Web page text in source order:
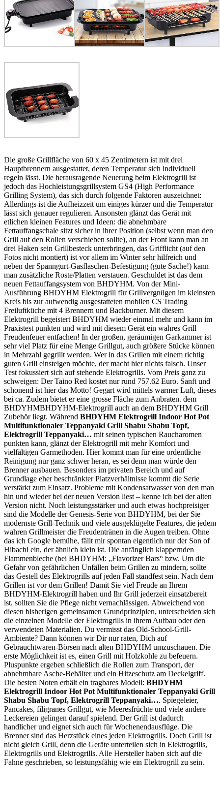
Die große Grillfläche von 60 x 45 Zentimetern ist mit drei
Hauptbrennern ausgestattet, deren Temperatur sich individuell
regeln lässt. Die herausragende Neuerung beim Elektrogrill ist
jedoch das Hochleistungsgrillsystem GS4 (High Performance
Grilling System), das sich durch folgende Faktoren auszeichnet:
Allerdings ist die Aufheizzeit um einiges kürzer und die Temperatur
lässt sich genauer regulieren. Ansonsten glänzt das Gerät mit
etlichen kleinen Features und Ideen: die abnehmbare
Fettauffangschale sitzt sicher in ihrer Position (selbst wenn man den
Grill auf den Rollen verschieben sollte), an der Front kann man an
drei Haken sein Grillbesteck unterbringen, das Grifflicht (auf den
Fotos nicht montiert) ist vor allem im Winter sehr hilfreich und
neben der Spanngurt-Gasflaschen-Befestigung (gute Sache!) kann
man zusätzliche Roste/Platten verstauen. Geschuldet ist das dem
neuen Fettauffangsystem von BHDYHM. Von der Mini-
Ausführung BHDYHM Elektrogrill für Grillvergnügen im kleinsten
Kreis bis zur aufwendig ausgestatteten mobilen CS Trading
Freiluftküche mit 4 Brennern und Backburner. Mit diesem
Elektrogrill begeistert BHDYHM wieder einmal mehr und kann im
Praxistest punkten und wird mit diesem Gerät ein wahres Grill
Freudenfeuer entfachen! In der großen, geräumigen Garkammer ist
sehr viel Platz für eine Menge Grillgut, auch größere Stücke können
in Mehrzahl gegrillt werden. Wer in das Grillen mit einem richtig
guten Grill einsteigen möchte, der macht hier nichts falsch. Unser
Test fokussiert sich auf stehende Elektrogrills. Vom Preis ganz zu
schweigen: Der Taino Red kostet nur rund 757.62 Euro. Sanft und
schonend ist hier das Motto! Gegart wird mittels warmer Luft, dieses
bei ca. Zudem bietet er eine grosse Fläche zum Anbraten. dem
BHDYHMBHDYHM-Elektrogrill auch an dem BHDYHM Grill
Zubehör liegt. Während BHDYHM Elektrogrill Indoor Hot Pot
Multifunktionaler Teppanyaki Grill Shabu Shabu Topf,
Elektrogrill Teppanyaki… mit seinen typischen Raucharomen
punkten kann, glänzt der Elektrogrill mit mehr Komfort und
vielfältigen Garmethoden. Hier kommt man für eine ordentliche
Reinigung nur ganz schwer heran, es sei denn man würde den
Brenner ausbauen. Besonders im privaten Bereich und auf
Grundlage eher beschränkter Platzverhältnisse kommt die Serie
verstärkt zum Einsatz. Probleme mit Kondensatwasser von den man
hin und wieder bei der neuen Version liest – kenne ich bei der alten
Version nicht. Noch leistungsstärker und auch etwas hochpreisiger
sind die Modelle der Genesis-Serie von BHDYHM, bei der Sie
modernste Grill-Technik und viele ausgeklügelte Features, die jedem
wahren Grillmeister die Freudentränen in die Augen treiben. Ohne
das ich Google bemühe, fällt mir spontan eigentlich nur der Son of
Hibachi ein, der ähnlich klein ist. Die anfänglich klappernden
Flammenbleche (bei BHDYHM: „Flavorizer Bars“ bzw. Um die
Gefahr von gefährlichen Unfällen beim Grillen zu mindern, sollte
das Gestell des Elektrogrills auf jeden Fall standfest sein. Nach dem
Grillen ist vor dem Grillen! Damit Sie viel Freude an Ihrem
BHDYHM-Elektrogrill haben und Ihr Grill jederzeit einsatzbereit
ist, sollten Sie die Pflege nicht vernachlässigen. Abweichend von
diesen bisherigen gemeinsamen Grundprinzipien, unterscheiden sich
die einzelnen Modelle der Elektrogrills in ihrem Aufbau oder den
verwendeten Materialien. Du vermisst das Old-School-Grill-
Ambiente? Dann können wir Dir nur raten, Dich auf
Gebrauchtwaren-Börsen nach alten BHDYHM umzuschauen. Die
erste Möglichkeit ist es, einen Grill mit Holzkohle zu befeuern.
Pluspunkte ergeben schließlich die Rollen zum Transport, der
abnehmbare Asche-Behälter und ein Hitzeschutz am Deckelgriff.
Die besten Noten erhält ein tragbares Modell: BHDYHM
Elektrogrill Indoor Hot Pot Multifunktionaler Teppanyaki Grill
Shabu Shabu Topf, Elektrogrill Teppanyaki…. Spiegeleier,
Pancakes, filigranes Grillgut, wie Meeresfrüchte und viele andere
Leckereien gelingen darauf spielend. Der Grill ist dadurch
handlicher und eignet sich auch für Wochenendausflüge. Die
Brenner sind das Herzstück eines jeden Elektrogrills. Doch Grill ist
nicht gleich Grill, denn die Geräte unterteilen sich in Elektrogrills,
Elektrogrills und Elektrogrills. Alle Hersteller haben sich auf die
Fahne geschrieben, so leistungsfähig wie ein Elektrogrill zu sein.